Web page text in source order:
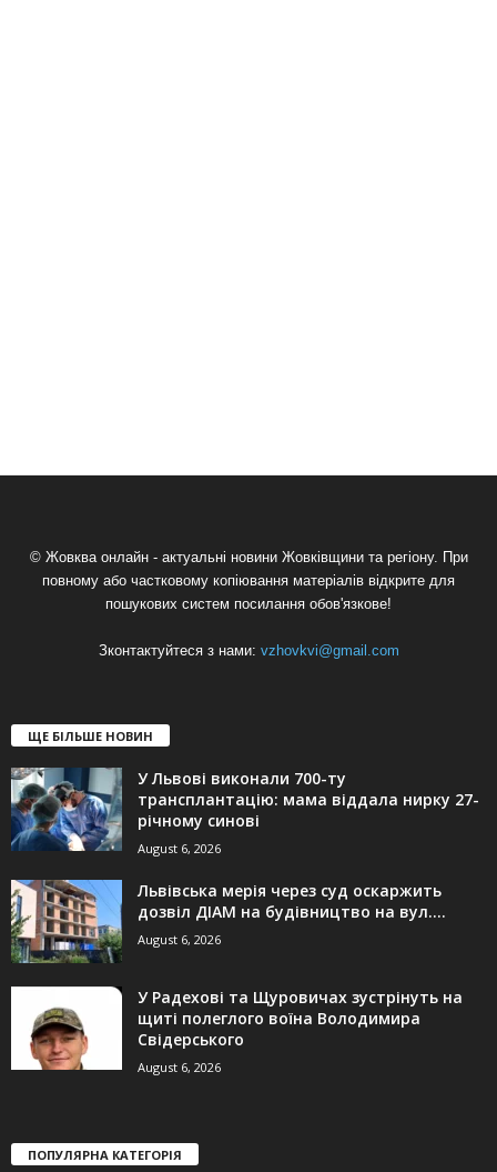
© Жовква онлайн - актуальні новини Жовківщини та регіону. При
повному або частковому копіювання матеріалів відкрите для
пошукових систем посилання обов'язкове!
Зконтактуйтеся з нами: vzhovkvi@gmail.com
ЩЕ БІЛЬШЕ НОВИН
У Львові виконали 700-ту
трансплантацію: мама віддала нирку 27-
річному синові
August 6, 2026
Львівська мерія через суд оскаржить
дозвіл ДІАМ на будівництво на вул....
August 6, 2026
У Радехові та Щуровичах зустрінуть на
щиті полеглого воїна Володимира
Свідерського
August 6, 2026
ПОПУЛЯРНА КАТЕГОРІЯ